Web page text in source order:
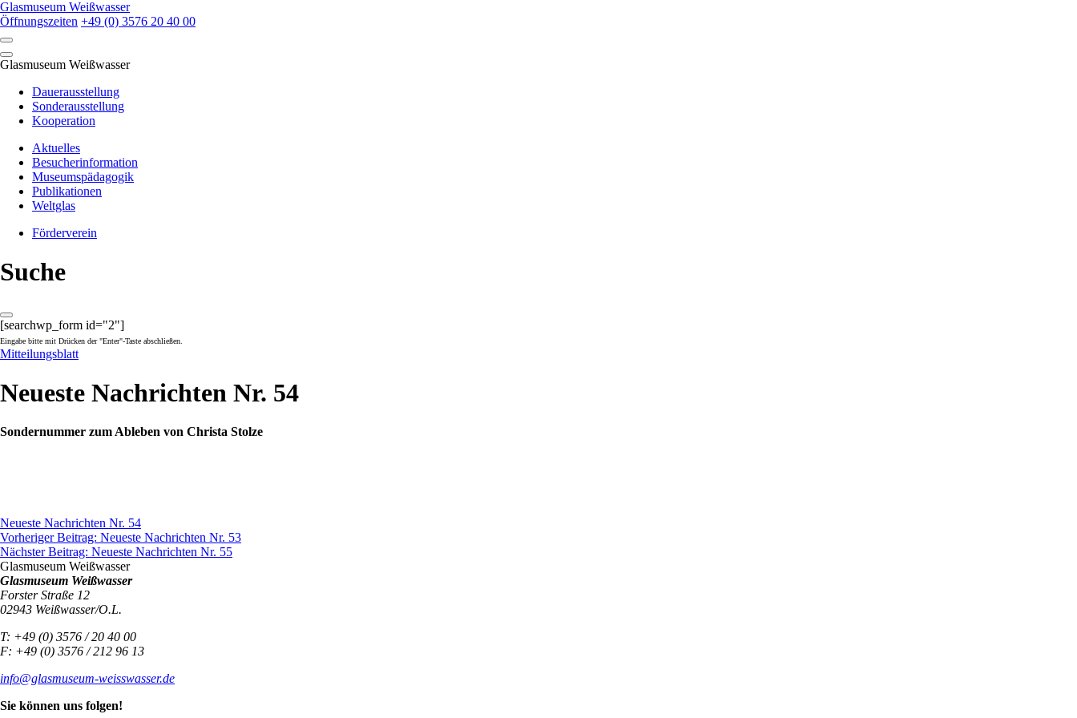
Skip
to
content
Glasmuseum Weißwasser
Öffnungszeiten +49 (0) 3576 20 40 00
Glasmuseum Weißwasser
Dauerausstellung
Sonderausstellung
Kooperation
Aktuelles
Besucherinformation
Museumspädagogik
Publikationen
Weltglas
Förderverein
Suche
[searchwp_form id="2"]
Eingabe bitte mit Drücken der "Enter"-Taste abschließen.
Mitteilungsblatt
Neueste Nachrichten Nr. 54
Sondernummer zum Ableben von Christa Stolze
Neueste Nachrichten Nr. 54
Beitragsnavigation
Vorheriger Beitrag: Neueste Nachrichten Nr. 53
Nächster Beitrag: Neueste Nachrichten Nr. 55
Glasmuseum Weißwasser
Glasmuseum Weißwasser
Forster Straße 12
02943 Weißwasser/O.L.
T: +49 (0) 3576 / 20 40 00
F: +49 (0) 3576 / 212 96 13
info@glasmuseum-weisswasser.de
Sie können uns folgen!